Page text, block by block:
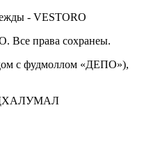
Все права сохранеы.
с фудмоллом «ДЕПО»),